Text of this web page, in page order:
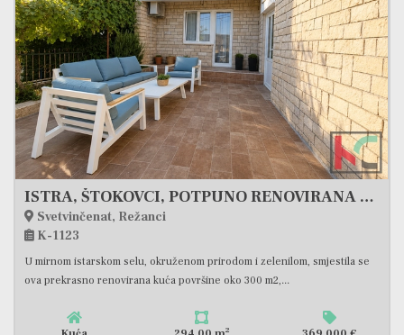
ISTRA, ŠTOKOVCI, POTPUNO RENOVIRANA PROSTRANA ISTARSKA KUĆA S KONOBOM I VINOGRADOM #PRODAJA
prirodom i zelenilom, smjestila se
oko 300 m2,...
Na prodaju je samostojeća
ukupne tlocrtne površine od